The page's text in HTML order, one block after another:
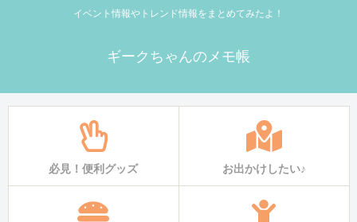
イベント情報やトレンド情報をまとめてみたよ！
ギークちゃんのメモ帳
必見！便利グッズ お出かけしたい♪